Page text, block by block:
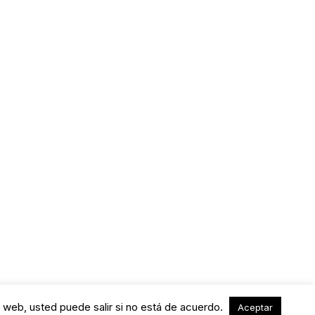
usted puede salir si no está de acuerdo. Aceptar